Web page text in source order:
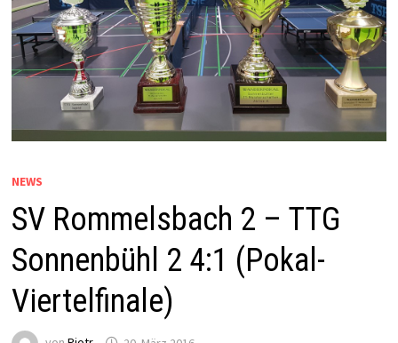
NEWS
SV Rommelsbach 2 – TTG
Sonnenbühl 2 4:1 (Pokal-
Viertelfinale)